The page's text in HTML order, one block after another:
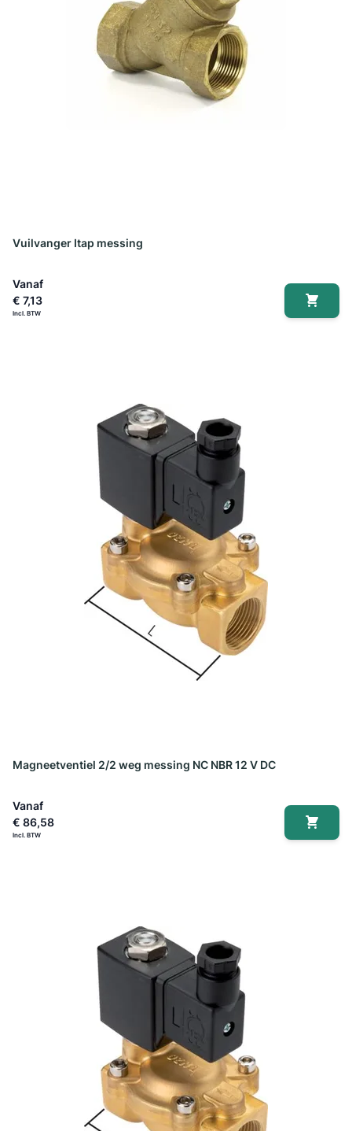
Vuilvanger Itap messing
Vanaf
€ 7,13
Magneetventiel 2/2 weg messing NC NBR 12 V DC
Vanaf
€ 86,58